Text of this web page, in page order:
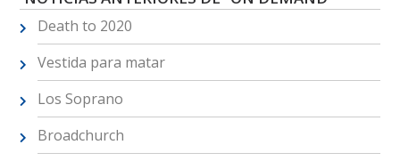
Death to 2020
Vestida para matar
Los Soprano
Broadchurch